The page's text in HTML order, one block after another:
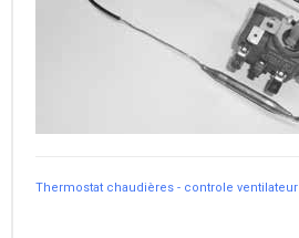
Thermostat chaudières - controle ventilateur